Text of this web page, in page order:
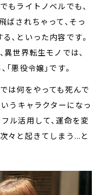
もライトノベルでも、
ばされちゃって、そっ
、といった内容です。
異世界転生モノでは、
悪役令嬢」です。
は何をやっても死んで
いうキャラクターになっ
ル活用して、運命を変
々と起きてしまう...と